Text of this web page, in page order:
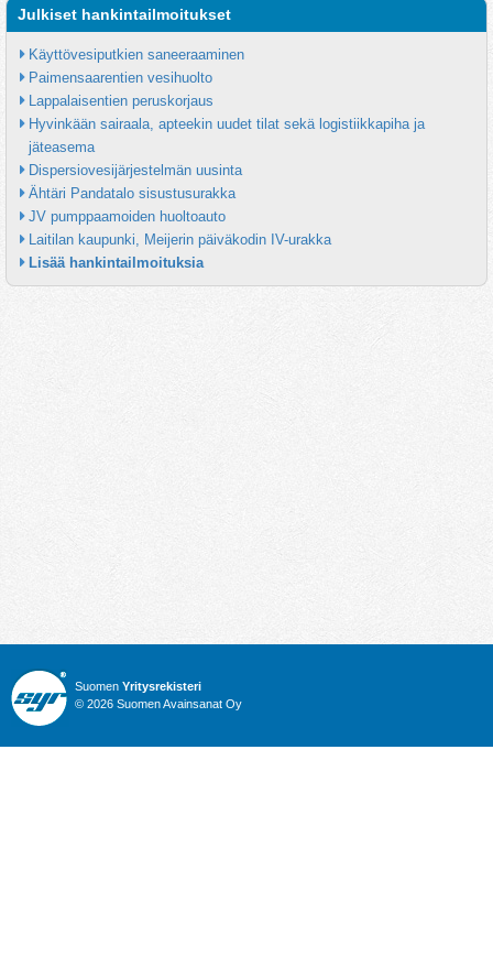
Julkiset hankintailmoitukset
Käyttövesiputkien saneeraaminen
Paimensaarentien vesihuolto
Lappalaisentien peruskorjaus
Hyvinkään sairaala, apteekin uudet tilat sekä logistiikkapiha ja
jäteasema
Dispersiovesijärjestelmän uusinta
Ähtäri Pandatalo sisustusurakka
JV pumppaamoiden huoltoauto
Laitilan kaupunki, Meijerin päiväkodin IV-urakka
Lisää hankintailmoituksia
Suomen Yritysrekisteri
© 2026 Suomen Avainsanat Oy